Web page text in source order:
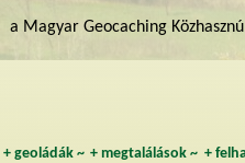
a Magyar Geocaching
+ geoládák~ +megtalálások ~ +